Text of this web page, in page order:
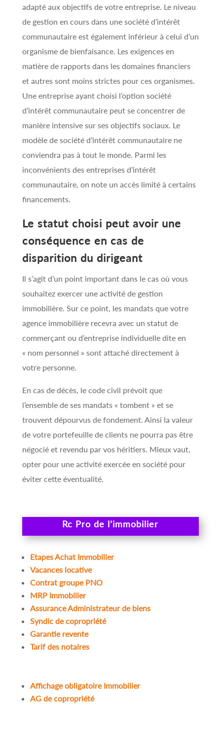
adapté aux objectifs de votre entreprise. Le niveau
de gestion en cours dans une société d’intérêt
communautaire est également inférieur à celui d’un
organisme de bienfaisance. Les exigences en
matière de rapports dans les domaines financiers
et autres sont moins strictes pour ces organismes.
Une entreprise ayant choisi l’option société
d’intérêt communautaire peut se concentrer de
manière intensive sur ses objectifs sociaux. Le
modèle de société d’intérêt communautaire ne
conviendra pas à tout le monde. Parmi les
inconvénients des entreprises d’intérêt
communautaire, on note un accès limité à certains
financements.
Le statut choisi peut avoir une
conséquence en cas de
disparition du dirigeant
Il s’agit d’un point important dans le cas où vous
souhaitez exercer une activité de gestion
immobilière. Sur ce point, les mandats que votre
agence immobilière recevra avec un statut de
commerçant ou d’entreprise individuelle dite en
« nom personnel » sont attaché directement à
votre personne.
En cas de décès, le code civil prévoit que
l’ensemble de ses mandats « tombent » et se
trouvent dépourvus de fondement. Ainsi la valeur
de votre portefeuille de clients ne pourra pas être
négocié et revendu par vos héritiers. Mieux vaut,
opter pour une activité exercée en société pour
éviter cette éventualité.
Rc Pro de l’immobilier
Etapes Achat Immobilier
Vacances locative
Contrat groupe PNO
MRP Immobilier
Assurance Administrateur de biens
Syndic de copropriété
Garantie revente
Tarif des notaires
Affichage obligatoire Immobilier
AG de copropriété